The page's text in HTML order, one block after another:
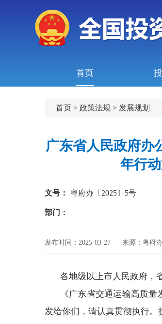
首页
首页 >政策法规 > 发展规划
广东省人民政府办
年行
文号： 粤府办〔2025〕5号
部门：
发布时间：2025-03-27 来源：粤府
各地级以上市人民政府，
《广东省交通运输高质
发给你们，请认真贯彻执行。